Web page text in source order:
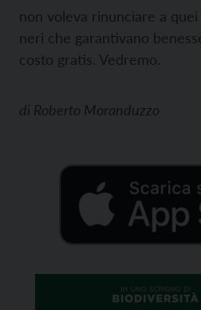
non voleva rinunciare a
neri che garantivano
costo gratis. Vedremo.
di Roberto Moranduzzo